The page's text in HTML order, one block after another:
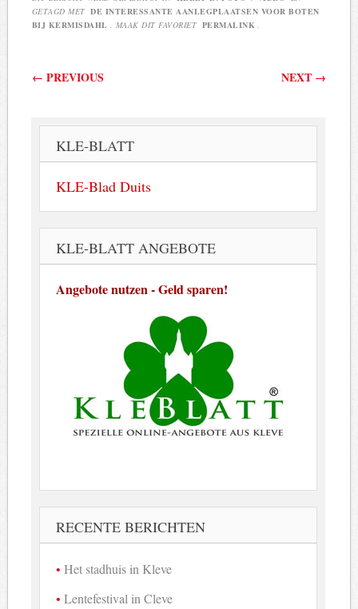
GETAGD MET DE INTERESSANTE AANLEGPLAATSEN VOOR BOTEN
BIJ KERMISDAHL . MAAK DIT FAVORIET PERMALINK .
Berichtnavigatie
← PREVIOUS NEXT →
KLE-BLATT
KLE-Blad Duits
KLE-BLATT ANGEBOTE
Angebote nutzen - Geld sparen!
RECENTE BERICHTEN
Het stadhuis in Kleve
Lentefestival in Cleve